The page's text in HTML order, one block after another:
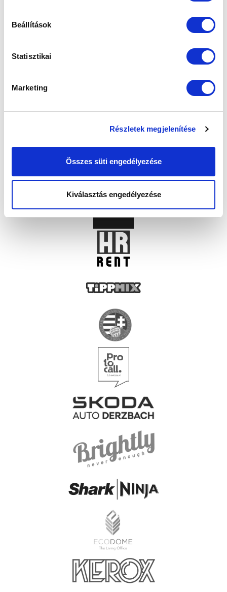
Beállítások
Statisztikai
Marketing
Részletek megjelenítése
Összes süti engedélyezése
Kiválasztás engedélyezése